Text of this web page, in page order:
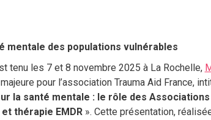
mentale des populations vulnérables
tenu les 7 et 8 novembre 2025 à La Rochelle,
pour l’association Trauma Aid France,
la santé mentale : le rôle des Associations
thérapie EMDR». Cette présentation,